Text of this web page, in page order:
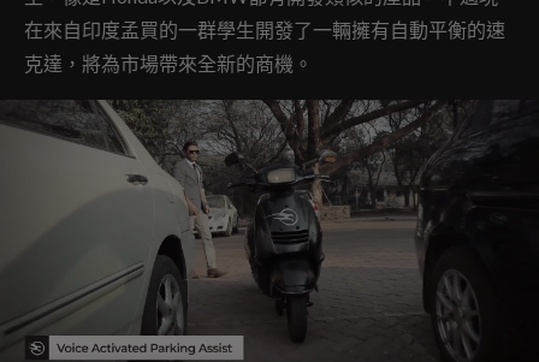
在來自印度孟買的一群學生開發了一輛擁有自動平衡的速
克達，將為市場帶來全新的商機。